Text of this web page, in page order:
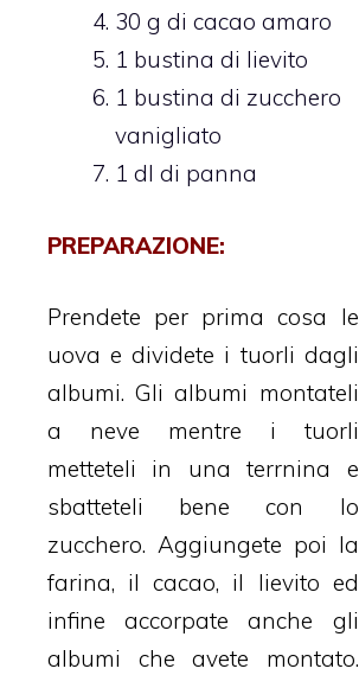
30 g di cacao amaro
1 bustina di lievito
1 bustina di zucchero
vanigliato
1 dl di panna
PREPARAZIONE:
Prendete per prima cosa le
uova e dividete i tuorli dagli
albumi. Gli albumi montateli
a neve mentre i tuorli
metteteli in una terrnina e
sbatteteli bene con lo
zucchero. Aggiungete poi la
farina, il cacao, il lievito ed
infine accorpate anche gli
albumi che avete montato.